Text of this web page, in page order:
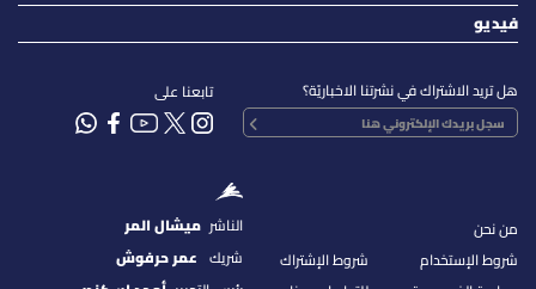
فيديو
هل تريد الاشتراك في نشرتنا الاخباريّة؟ تابعنا على
من نحن
شروط الإستخدام
شروط الإشتراك
الناشر ميشال المر
شريك عمر حرفوش